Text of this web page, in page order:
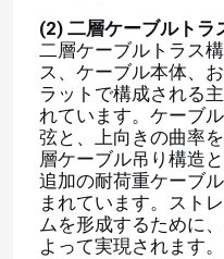
(2) 二層ケーブルトラ
二層ケーブルトラス
ス、ケーブル本体、
ラットで構成される
れています。ケーブ
弦と、上向きの曲率
層ケーブル吊り構造
追加の耐荷重ケーブ
まれています。スト
ムを形成するために
よって実現されます。